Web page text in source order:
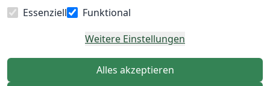
Essenziell
Funktional
Weitere Einstellungen
Alles akzeptieren